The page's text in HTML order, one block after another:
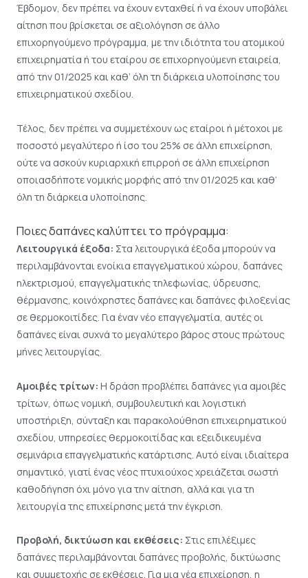
Έβδομον, δεν πρέπει να έχουν ενταχθεί ή να έχουν υποβάλει
αίτηση που βρίσκεται σε αξιολόγηση σε άλλο
επιχορηγούμενο πρόγραμμα, με την ιδιότητα του ατομικού
επιχειρηματία ή του εταίρου σε επιχορηγούμενη εταιρεία,
από την 01/2025 και καθ’ όλη τη διάρκεια υλοποίησης του
επιχειρηματικού σχεδίου.
Τέλος, δεν πρέπει να συμμετέχουν ως εταίροι ή μέτοχοι με
ποσοστό μεγαλύτερο ή ίσο του 25% σε άλλη επιχείρηση,
ούτε να ασκούν κυριαρχική επιρροή σε άλλη επιχείρηση
οποιασδήποτε νομικής μορφής από την 01/2025 και καθ’
όλη τη διάρκεια υλοποίησης.
Ποιες δαπάνες καλύπτει το πρόγραμμα:
Λειτουργικά έξοδα: Στα λειτουργικά έξοδα μπορούν να
περιλαμβάνονται ενοίκια επαγγελματικού χώρου, δαπάνες
ηλεκτρισμού, επαγγελματικής τηλεφωνίας, ύδρευσης,
θέρμανσης, κοινόχρηστες δαπάνες και δαπάνες φιλοξενίας
σε θερμοκοιτίδες. Για έναν νέο επαγγελματία, αυτές οι
δαπάνες είναι συχνά το μεγαλύτερο βάρος στους πρώτους
μήνες λειτουργίας.
Αμοιβές τρίτων: Η δράση προβλέπει δαπάνες για αμοιβές
τρίτων, όπως νομική, συμβουλευτική και λογιστική
υποστήριξη, σύνταξη και παρακολούθηση επιχειρηματικού
σχεδίου, υπηρεσίες θερμοκοιτίδας και εξειδικευμένα
σεμινάρια επαγγελματικής κατάρτισης. Αυτό είναι ιδιαίτερα
σημαντικό, γιατί ένας νέος πτυχιούχος χρειάζεται σωστή
καθοδήγηση όχι μόνο για την αίτηση, αλλά και για τη
λειτουργία της επιχείρησης μετά την έγκριση.
Προβολή, δικτύωση και εκθέσεις: Στις επιλέξιμες
δαπάνες περιλαμβάνονται δαπάνες προβολής, δικτύωσης
και συμμετοχής σε εκθέσεις. Για μια νέα επιχείρηση, η